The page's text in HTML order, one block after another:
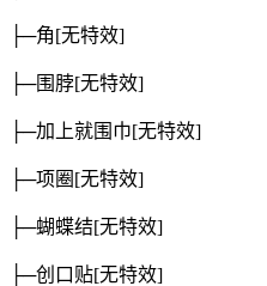
├─角[无特效]
├─围脖[无特效]
├─加上就围巾[无特效]
├─项圈 [无特效]
├─蝴蝶结[无特效]
├─创口贴[无特效]